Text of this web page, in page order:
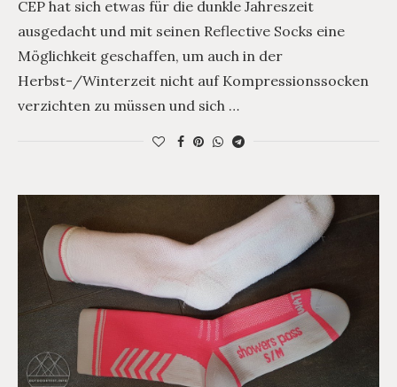
CEP hat sich etwas für die dunkle Jahreszeit
ausgedacht und mit seinen Reflective Socks eine
Möglichkeit geschaffen, um auch in der
Herbst-/Winterzeit nicht auf Kompressionssocken
verzichten zu müssen und sich …